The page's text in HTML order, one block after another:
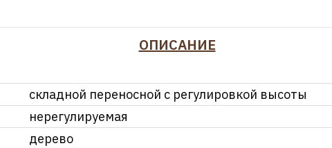
ОПИСАНИЕ
складной переносной с регулировкой высоты
нерегулируемая
дерево